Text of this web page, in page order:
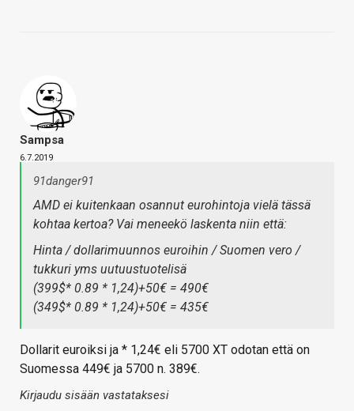
Sampsa
6.7.2019
91danger91
AMD ei kuitenkaan osannut eurohintoja vielä tässä
kohtaa kertoa? Vai meneekö laskenta niin että:
Hinta / dollarimuunnos euroihin / Suomen vero /
tukkuri yms uutuustuotelisä
(399$* 0.89 * 1,24)+50€ = 490€
(349$* 0.89 * 1,24)+50€ = 435€
Dollarit euroiksi ja * 1,24€ eli 5700 XT odotan että on
Suomessa 449€ ja 5700 n. 389€.
Kirjaudu sisään vastataksesi